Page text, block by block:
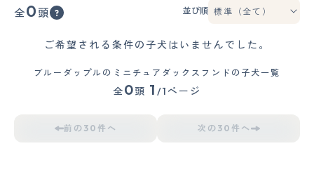
全0 頭 並び順
ご希望される条件の子犬はいませんでした。
ブルーダップルのミニチュアダックスフンドの子犬一覧
全0頭 1 /1ページ
前の30件へ 次の30件へ